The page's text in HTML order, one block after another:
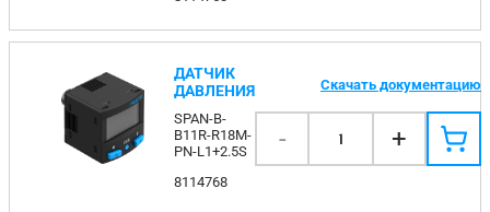
ДАТЧИК
ДАВЛЕНИЯ
SPAN-B-
B11R-R18M-
PN-L1+2.5S
8114768
Скачать документацию
- 1 +